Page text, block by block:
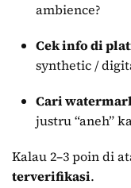
ambience?
Cek info di
synthetic /
Cari
justru “aneh”
Kalau 2–3 poin di
terverifikasi.